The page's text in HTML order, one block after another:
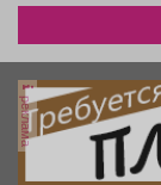
реклама